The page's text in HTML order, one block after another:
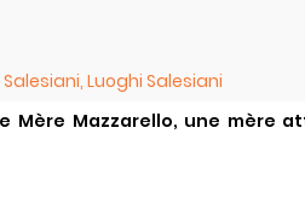
Luoghi Salesiani
Mère Mazzarello, une mère